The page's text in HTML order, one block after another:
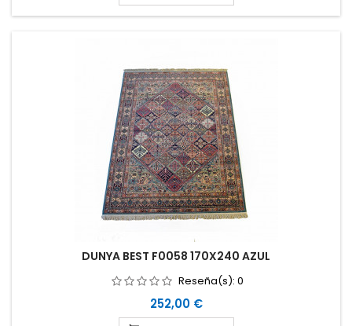
DUNYA BEST F0058 170X240 AZUL
Reseña(s): 0
Precio
252,00 €